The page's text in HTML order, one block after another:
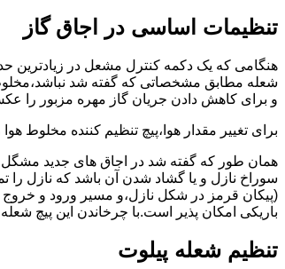
تنظیمات اساسی در اجاق گاز
شعله مطابق مشخصاتی که گفته شد نباشد،مخلوط
و برای کاهش دادن جریان گاز مهره مزبور را
برای تغییر مقدار هوا،پیچ تنظیم کننده
همان طور که گفته شد در اجاق های جدید مشگل
سوراخ نازل و یا گشاد شدن آن باشد که نازل
(پیکان قرمز در شکل نازل،و مسیر ورود و
باریکی امکان پذیر است.با چرخاندن این پیچ
تنظیم شعله پیلوت